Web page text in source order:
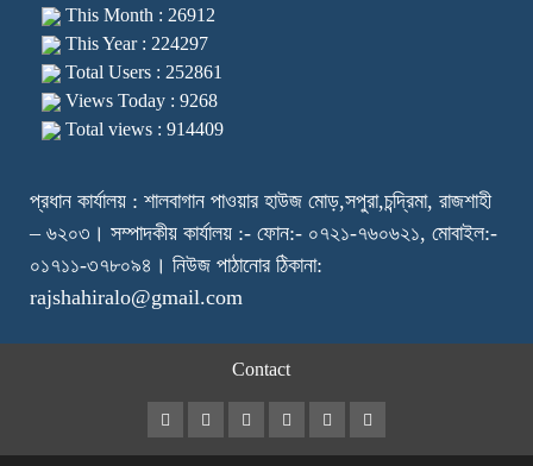
This Month : 26912
This Year : 224297
Total Users : 252861
Views Today : 9268
Total views : 914409
প্রধান কার্যালয় : শালবাগান পাওয়ার হাউজ মোড়,সপুরা,চন্দ্রিমা, রাজশাহী
– ৬২০৩। সম্পাদকীয় কার্যালয় :- ফোন:- ০৭২১-৭৬০৬২১, মোবাইল:-
০১৭১১-৩৭৮০৯৪। নিউজ পাঠানোর ঠিকানা:
rajshahiralo@gmail.com
Contact
Facebook
TwitterInstagram
Youtube
VK LinkedIn